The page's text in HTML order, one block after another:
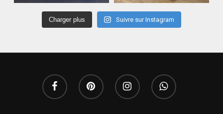
Charger plus Suivre sur Instagram